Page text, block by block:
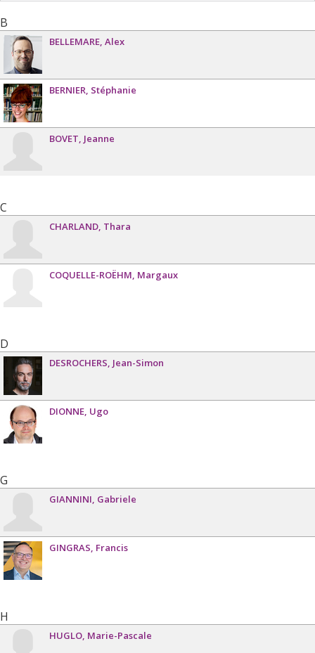
B
BELLEMARE Alex
BERNIER Stéphanie
BOVET Jeanne
C
CHARLAND Thara
COQUELLE-ROËHM Margaux
D
DESROCHERS Jean-Simon
DIONNE Ugo
G
GIANNINI Gabriele
GINGRAS Francis
H
HUGLO Marie-Pascale